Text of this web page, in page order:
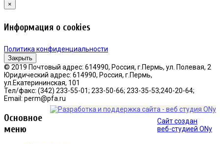
×
Информация о cookies
Политика конфиденциальности
Закрыть
© 2019 Почтовый адрес: 614990, Россия, г.Пермь, ул. Полевая, 2
Юридический адрес: 614990, Россия, г.Пермь,
ул.Екатерининская, 101
Тел/факс: (342) 233-55-01; 233-50-66; 233-35-53;240-20-64;
Email: perm@pfa.ru
Сайт создан
веб-студией ONy
Основное
меню